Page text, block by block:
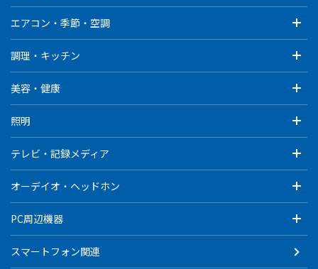
エアコン・季節・空調
調理・キッチン
美容・健康
照明
テレビ・記録メディア
オーデイオ・ヘッドホン
PC周辺機器
スマートフォン関連